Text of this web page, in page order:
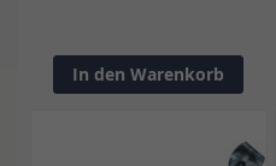
In den Warenkorb